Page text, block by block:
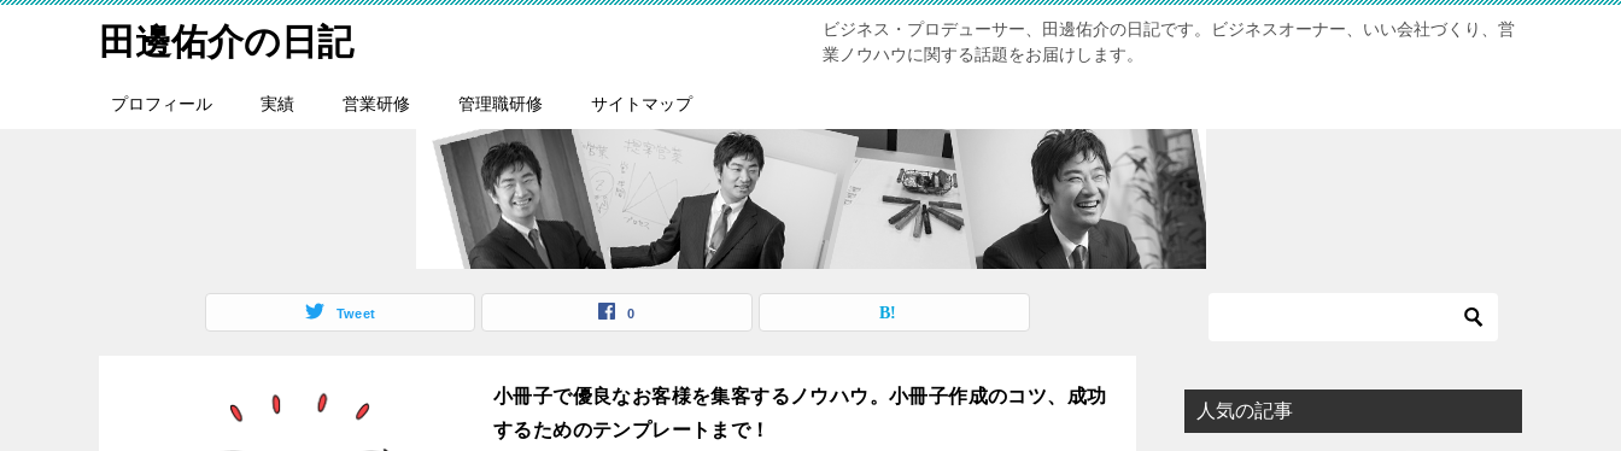
田邊佑介の日記
ビジネス・プロデューサー、田邊佑介の日記です。ビジネスオーナー、いい会社づくり、営
業ノウハウに関する話題をお届けします。
プロフィール 実績 営業研修 管理職研修 サイトマップ
Tweet 0
小冊子で優良なお客様を集客するノウハウ。小冊子作成のコツ、成功
するためのテンプレートまで！
人気の記事